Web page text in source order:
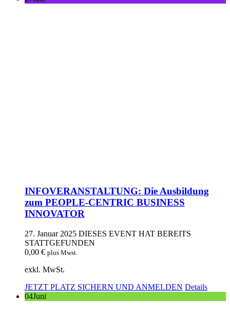
INFOVERANSTALTUNG: Die Ausbildung
zum PEOPLE-CENTRIC BUSINESS
INNOVATOR
27. Januar 2025 DIESES EVENT HAT BEREITS
STATTGEFUNDEN
0,00 € plus Mwst.
exkl. MwSt.
JETZT PLATZ SICHERN UND ANMELDEN Details
04Juni